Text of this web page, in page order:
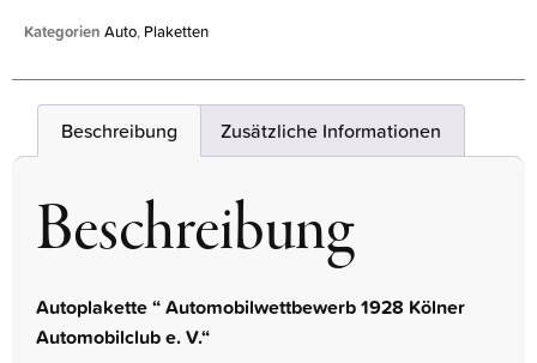
Kategorien Auto, Plaketten
Beschreibung Zusätzliche Informationen
Beschreibung
Autoplakette “ Automobilwettbewerb 1928 Kölner
Automobilclub e. V.“